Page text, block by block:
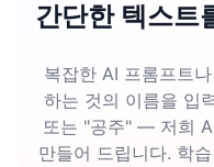
간단한 텍스트
복잡한 AI 프롬프트
하는 것의 이름을 입
또는 "공주" — 저희
만들어 드립니다. 학